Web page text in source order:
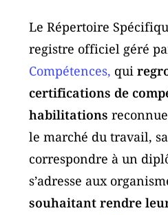
Le Répertoire
registre officiel géré
Compétences, qui
certifications de
habilitations
le marché du travail,
correspondre à un
s’adresse aux
souhaitant rendre